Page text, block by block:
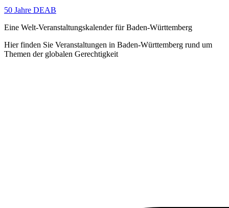
50 Jahre DEAB
Eine Welt-Veranstaltungskalender für Baden-Württemberg
Hier finden Sie Veranstaltungen in Baden-Württemberg rund um
Themen der globalen Gerechtigkeit